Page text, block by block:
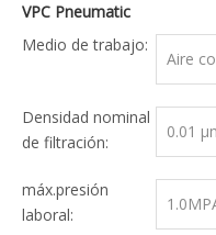
VPC Pneumatic
Medio de trabajo:
Aire
Densidad nominal
de filtración:
0.01
máx.presión
laboral: